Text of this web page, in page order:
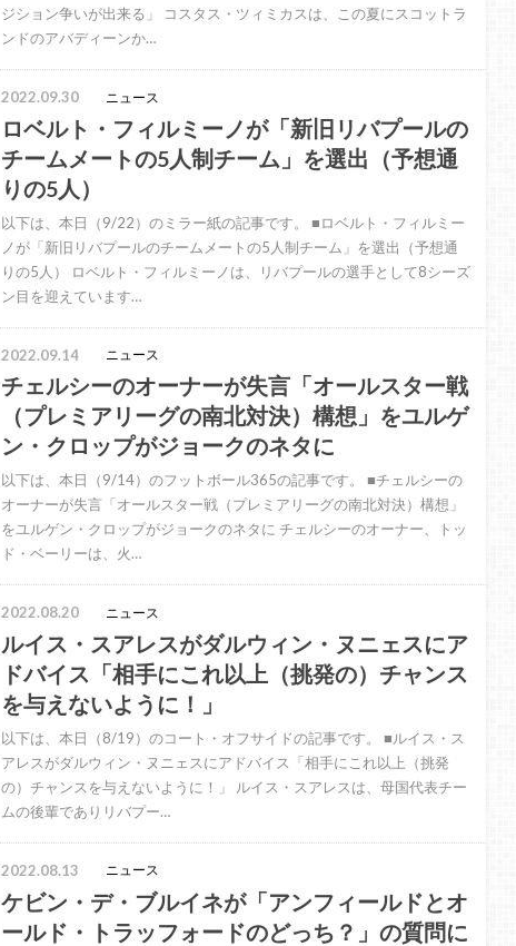
ジション争いが出来る」 コスタス・ツィミカスは、この夏にスコットラ
ンドのアバディーンか…
2022.09.30 ニュース
ロベルト・フィルミーノが「新旧リバプールの
チームメートの5人制チーム」を選出（予想通
りの5人）
以下は、本日（9/22）のミラー紙の記事です。 ■ロベルト・フィルミー
ノが「新旧リバプールのチームメートの5人制チーム」を選出（予想通
りの5人） ロベルト・フィルミーノは、リバプールの選手として8シーズ
ン目を迎えています…
2022.09.14 ニュース
チェルシーのオーナーが失言「オールスター戦
（プレミアリーグの南北対決）構想」をユルゲ
ン・クロップがジョークのネタに
以下は、本日（9/14）のフットボール365の記事です。 ■チェルシーの
オーナーが失言「オールスター戦（プレミアリーグの南北対決）構想」
をユルゲン・クロップがジョークのネタに チェルシーのオーナー、トッ
ド・ベーリーは、火…
2022.08.20 ニュース
ルイス・スアレスがダルウィン・ヌニェスにア
ドバイス「相手にこれ以上（挑発の）チャンス
を与えないように！」
以下は、本日（8/19）のコート・オフサイドの記事です。 ■ルイス・ス
アレスがダルウィン・ヌニェスにアドバイス「相手にこれ以上（挑発
の）チャンスを与えないように！」 ルイス・スアレスは、母国代表チー
ムの後輩でありリバプー…
2022.08.13 ニュース
ケビン・デ・ブルイネが「アンフィールドとオ
ールド・トラッフォードのどっち？」の質問に